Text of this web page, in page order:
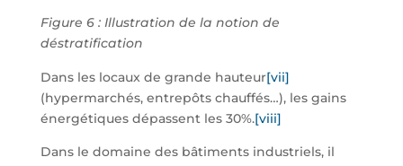
Figure 6 : Illustration de la notion de
déstratification
Dans les locaux de grande hauteur[vii]
(hypermarchés, entrepôts chauffés…), les gains
énergétiques dépassent les 30%.[viii]
Dans le domaine des bâtiments industriels, il